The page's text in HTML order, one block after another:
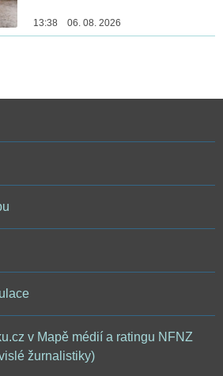
13:38 06. 08. 2026
v Mapě médií a ratingu NFNZ
žurnalistiky)